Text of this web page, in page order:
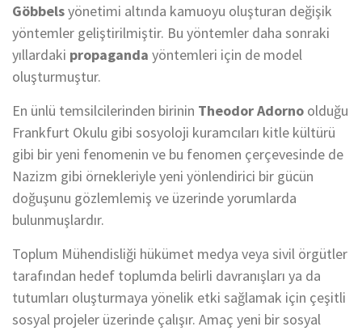
Göbbelsyönetimi altında kamuoyu oluşturan değişik
yöntemler geliştirilmiştir. Bu yöntemler daha sonraki
yıllardaki propaganda yöntemleri için de model
oluşturmuştur.
En ünlü temsilcilerinden birinin Theodor Adorno olduğu
Frankfurt Okulu gibi sosyoloji kuramcıları kitle kültürü
gibi bir yeni fenomenin ve bu fenomen çerçevesinde de
Nazizm gibi örnekleriyle yeni yönlendirici bir gücün
doğuşunu gözlemlemiş ve üzerinde yorumlarda
bulunmuşlardır.
Toplum Mühendisliği hükümet medya veya sivil örgütler
tarafından hedef toplumda belirli davranışları ya da
tutumları oluşturmaya yönelik etki sağlamak için çeşitli
sosyal projeler üzerinde çalışır. Amaç yeni bir sosyal